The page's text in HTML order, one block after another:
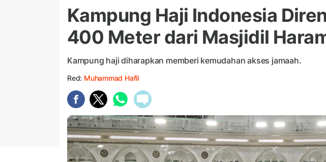
Kampung Haji Indonesia
400 Meter dari Masjidil
Kampung haji diharapkan memberi kemudahan akses jamaah.
Red: Muhammad Hafil